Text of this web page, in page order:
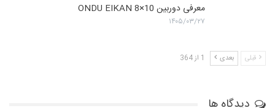
معرفی دوربین ONDU EIKAN 8×10
۱۴۰۵/۰۳/۲۷
قبلی بعدی 1 از 364